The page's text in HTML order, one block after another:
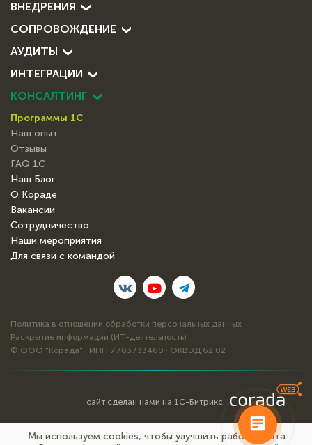
ВНЕДРЕНИЯ
СОПРОВОЖДЕНИЕ
КОНСАЛТИНГ
АУДИТЫ
ИНТЕГРАЦИИ
Программы 1С
Наш опыт
Отзывы
FAQ 1С
Наш Блог
О Кораде
Вакансии
Сотрудничество
Наши мероприятия
Для связи с командой
Политика в отношении обработки персональных данных
Раскрытие информации (ИТ-деятельность)
© ООО "Корада" · ИНН 7703733460 · ОКВЭД 62.02
сайт сделан нами на 1С-Битрикс
Мы используем cookies, чтобы улучшить работу сайта.